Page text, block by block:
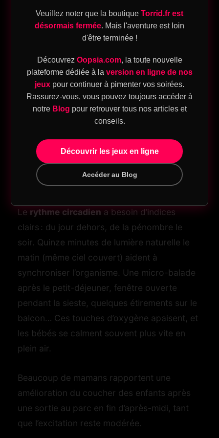
lumière bleue au coucher et glissez le
téléphone hors de la chambre pour le rendre
Conseil #3 — Air frais et
lumière du jour pour
recaler l’horloge
interne
Le rythme circadien a besoin d’indices
clairs : du jour dehors, de la pénombre le
soir. Quinze minutes de lumière naturelle le
matin (même ciel couvert) aident à
synchroniser l’organisme. Une micro-balade
après le petit-déjeuner, fenêtre ouverte
pendant la sieste, quelques étirements sur le
balcon… Ces touches d’oxygène apaisent, et
les bébés se calment souvent plus vite en
plein air.
Beaucoup de mamans rapportent une
amélioration du coucher des enfants après
une sortie au parc en fin d’après-midi, tant
que l’excitation reste modérée.
Veuillez noter que la boutique Torrid.fr est
désormais fermée. Mais l'aventure est loin
d'être terminée !
Découvrez Oopsia.com, la toute nouvelle
plateforme dédiée à la version en ligne de nos
jeux pour continuer à pimenter vos soirées.
Rassurez-vous, vous pouvez toujours accéder à
notre Blog pour retrouver tous nos articles et
conseils.
Découvrir les jeux en ligne
Accéder au Blog